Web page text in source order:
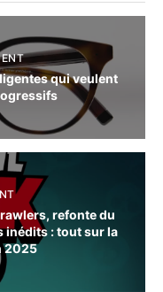
qui veulent
refonte du
inédits : tout sur la
2025